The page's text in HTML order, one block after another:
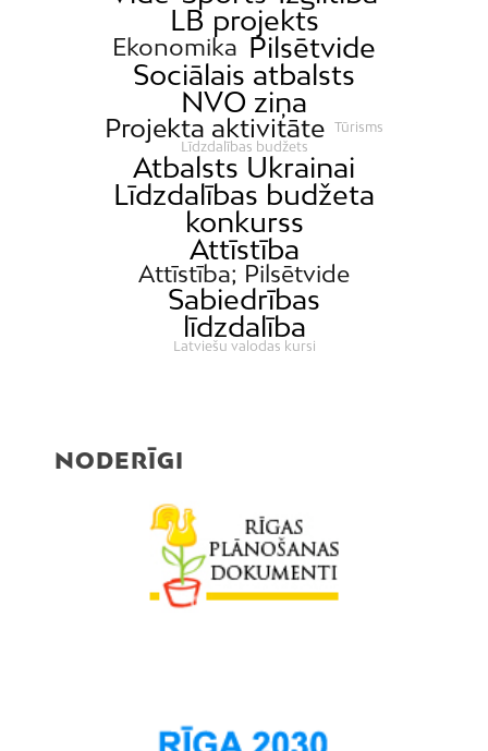
LB projekts
Ekonomika Pilsētvide
Sociālais atbalsts
NVO ziņa
Projekta aktivitāte
Tūrisms
Līdzdalības budžets
Atbalsts Ukrainai
Līdzdalības budžeta
konkurss
Attīstība
Attīstība; Pilsētvide
Sabiedrības
līdzdalība
Latviešu valodas kursi
NODERĪGI